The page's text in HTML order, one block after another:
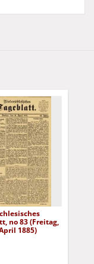
no 83 (Freitag,
1885)